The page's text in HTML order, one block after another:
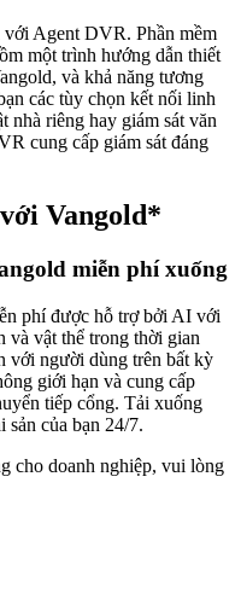
với Agent DVR. Phần mềm
một trình hướng dẫn thiết
và khả năng tương
các tùy chọn kết nối linh
nhà riêng hay giám sát văn
cung cấp giám sát đáng
Vangold*
miễn phí xuống
phí được hỗ trợ bởi AI với
và vật thể trong thời gian
với người dùng trên bất kỳ
giới hạn và cung cấp
tiếp cổng. Tải xuống
sản của bạn 24/7.
cho doanh nghiệp, vui lòng